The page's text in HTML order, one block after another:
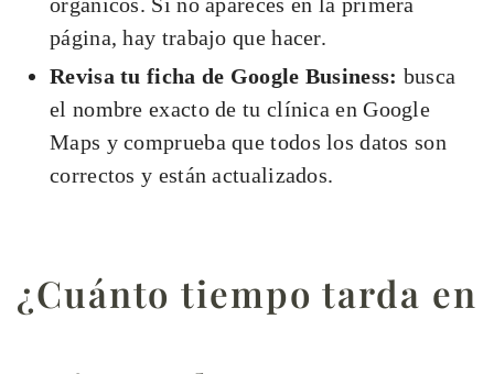
página, hay trabajo que hacer.
Revisa tu ficha de Google Business: busca
el nombre exacto de tu clínica en Google
Maps y comprueba que todos los datos son
correctos y están actualizados.
¿Cuánto tiempo tarda en